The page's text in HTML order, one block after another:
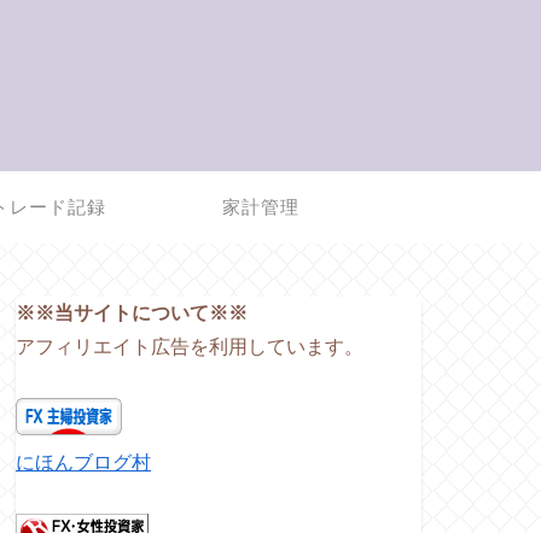
レード記録 家計管理
※※当サイトについて※※
アフィリエイト広告を利用しています。
にほんブログ村